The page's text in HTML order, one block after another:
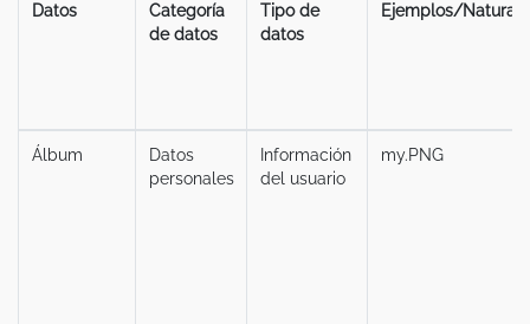
Datos
Categoría
de datos
Tipo de
datos
Ejemplos/
Álbum
Datos
personales
Información
del usuario
my.PNG